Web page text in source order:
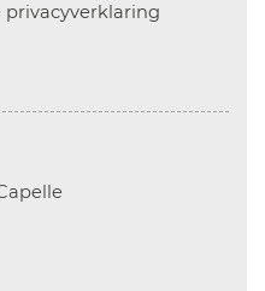
privacyverklaring